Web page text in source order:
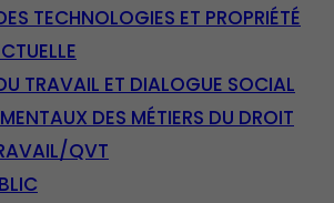
TECHNOLOGIES ET PROPRIÉTÉ
TRAVAIL ET DIALOGUE SOCIAL
DES MÉTIERS DU DROIT
QVT